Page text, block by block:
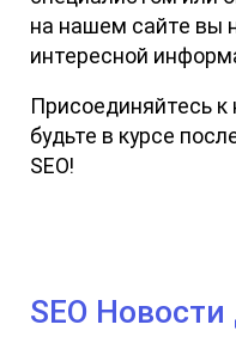
на нашем сайте вы
интересной
Присоединяйтесь
будьте в курсе
SEO!
SEO Новости